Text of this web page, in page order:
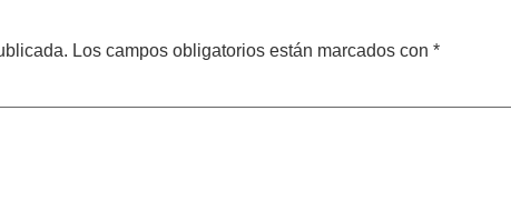
Los campos obligatorios están marcados con *